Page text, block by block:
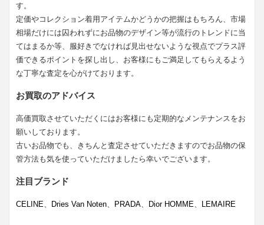
す。
定価やコレクション着用アイテムかどうかの把握はもちろん、市場
相場だけには囚われずにお品物のデザイン等が流行のトレンドに当
てはまるか等、服好きでなければ見出せないような視点でプラス評
価できるポイントを探し出し、お客様にもご満足してもらえるよう
な丁寧な査定を心がけております。
お買取のアドバイス
高価買取させていただくにはお客様にも定期的なメンテナンスをお
願いしております。
古いお品物でも、きちんと査定させていただきますのでお品物の保
管方法も気を使っていただけましたら幸いでございます。
注目ブランド
CELINE、 Dries Van Noten、 PRADA、 Dior HOMME、 LEMAIRE